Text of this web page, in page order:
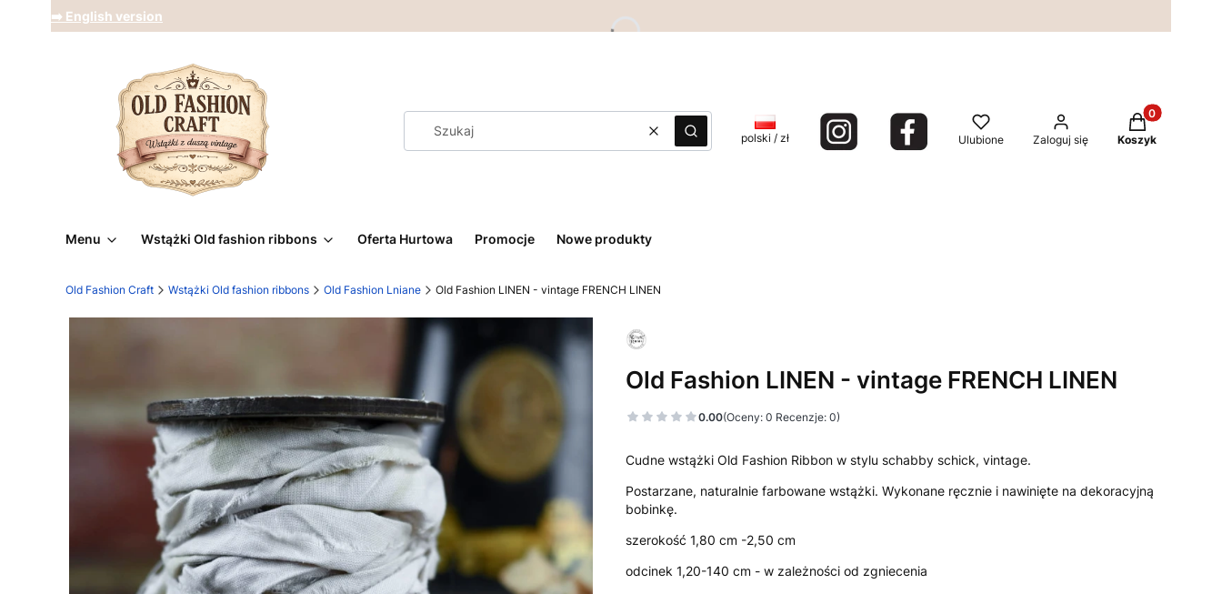
➡️ English version
WyczyśćSzukaj polski / zł Ulubione Zaloguj się
Produkty w
Koszyk
Menu Wstążki Old fashion ribbons Oferta Hurtowa Promocje Nowe produkty
Old Fashion Craft Wstążki Old fashion ribbons Old Fashion Lniane Old Fashion LINEN - vintage FRENCH LINEN
Old Fashion LINEN - vintage FRENCH LINEN
0.00(Oceny: 0 Recenzje: 0)
Cudne wstążki Old Fashion Ribbon w stylu schabby schick, vintage.
Postarzane, naturalnie farbowane wstążki. Wykonane ręcznie i nawinięte na dekoracyjną
bobinkę.
szerokość 1,80 cm -2,50 cm
odcinek 1,20-140 cm - w zależności od zgniecenia